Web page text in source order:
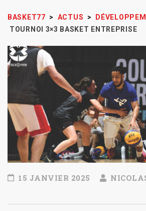
BASKET77 > ACTUS >
TOURNOI 3×3 BASKET ENTREPRISE
15 JANVIER 2025